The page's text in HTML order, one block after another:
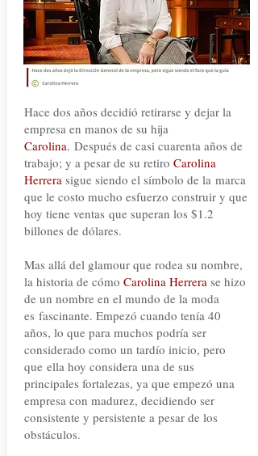
Hace dos años decidió retirarse y dejar la
empresa en manos de su hija
Carolina. Después de casi cuarenta años de
trabajo; y a pesar de su retiro Carolina
Herrerasigue siendo el símbolo de la marca
que le costo mucho esfuerzo construir y que
hoy tiene ventas que superan los $1.2
billones de dólares.
Mas allá del glamour que rodea su nombre,
la historia de cómo Carolina Herrerase hizo
de un nombre en el mundo de la moda
es fascinante. Empezó cuando tenía 40
años, lo que para muchos podría ser
considerado como un tardío inicio, pero
que ella hoy considera una de sus
principales fortalezas, ya que empezó una
empresa con madurez, decidiendo ser
consistente y persistente a pesar de los
obstáculos.